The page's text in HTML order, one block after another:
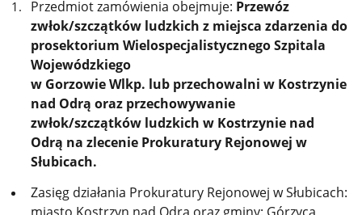
Przedmiot zamówienia obejmuje: Przewóz
zwłok/szczątków ludzkich z miejsca zdarzenia do
prosektorium Wielospecjalistycznego Szpitala
Wojewódzkiego
w Gorzowie Wlkp. lub przechowalni w Kostrzynie
nad Odrą oraz przechowywanie
zwłok/szczątków ludzkich w Kostrzynie nad
Odrą na zlecenie Prokuratury Rejonowej w
Słubicach.
Zasięg działania Prokuratury Rejonowej w Słubicach: